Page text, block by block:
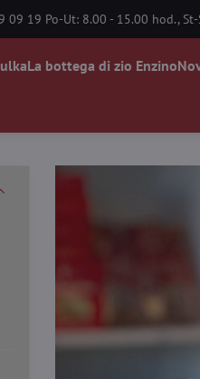
09 19 Po-Ut: 8.00 - 15.00 hod.,
La bottega di zio Enzino